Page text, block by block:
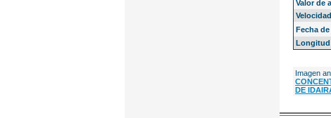
Valor de
Fecha
Imagen
DE